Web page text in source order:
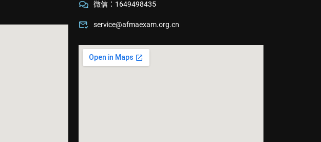
微信：1649498435
service@afmaexam.org.cn